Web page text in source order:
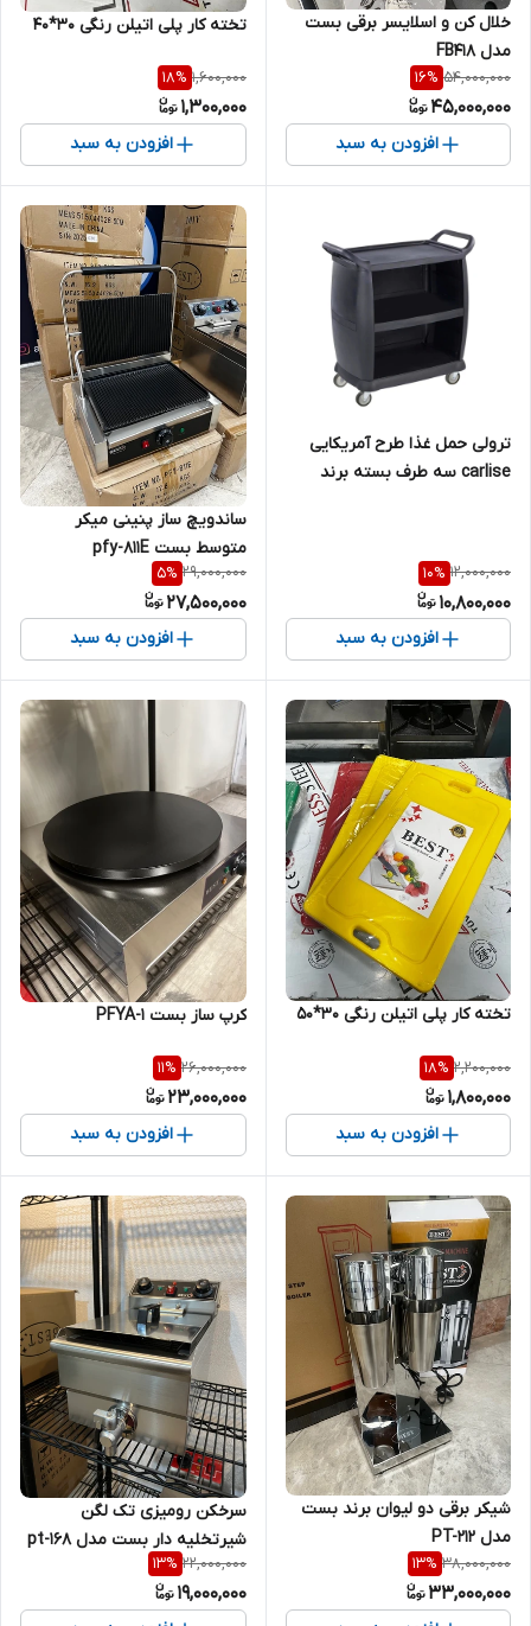
خلال کن و اسلایسر برقی بست
مدل FB418
54,000,000
16%
45,000,000
افزودن به سبد
تخته کار پلی اتیلن رنگی ۳۰*۴۰
1,600,000
18%
1,300,000
افزودن به سبد
ترولی حمل غذا طرح آمریکایی
carlise سه طرف بسته برند
12,000,000
10%
10,800,000
افزودن به سبد
ساندویچ ساز پنینی میکر
متوسط بست pfy-811E
29,000,000
5%
27,500,000
افزودن به سبد
تخته کار پلی اتیلن رنگی ۳۰*۵۰
2,200,000
18%
1,800,000
افزودن به سبد
کرپ ساز بست PFYA-1
26,000,000
11%
23,000,000
افزودن به سبد
شیکر برقی دو لیوان برند بست
مدل PT-212
38,000,000
13%
33,000,000
سرخکن رومیزی تک لگن
شیرتخلیه دار بست مدل pt-168
22,000,000
13%
19,000,000